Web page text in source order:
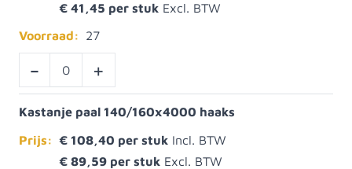
€ 41,45
Voorraad:
27
- +
Kastanje paal 140/160x4000 haaks
Prijs: € 108,40
€ 89,59